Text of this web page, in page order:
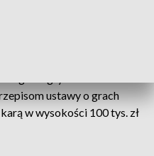
ustawy o grach
w wysokości 100 tys. zł